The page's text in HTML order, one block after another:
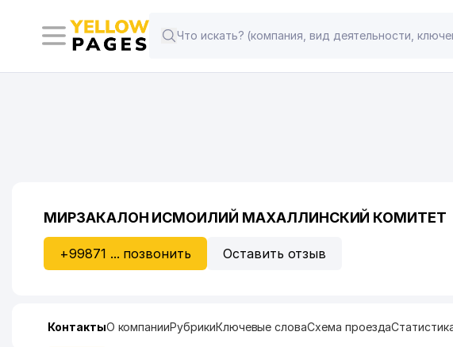
МИРЗАКАЛОН ИСМОИЛИЙ МАХАЛЛИНСКИЙ КОМИТЕТ
+99871 ... позвонить Оставить отзыв
КонтактыО компанииРубрикиКлючевые словаСхема проезда